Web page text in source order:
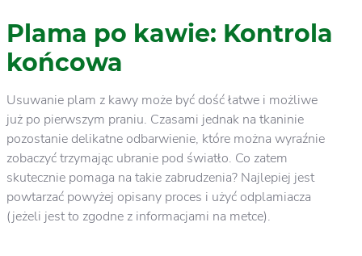
Plama po kawie: Kontrola
końcowa
Usuwanie plam z kawy może być dość łatwe i możliwe
już po pierwszym praniu. Czasami jednak na tkaninie
pozostanie delikatne odbarwienie, które można wyraźnie
zobaczyć trzymając ubranie pod światło. Co zatem
skutecznie pomaga na takie zabrudzenia? Najlepiej jest
powtarzać powyżej opisany proces i użyć odplamiacza
(jeżeli jest to zgodne z informacjami na metce).